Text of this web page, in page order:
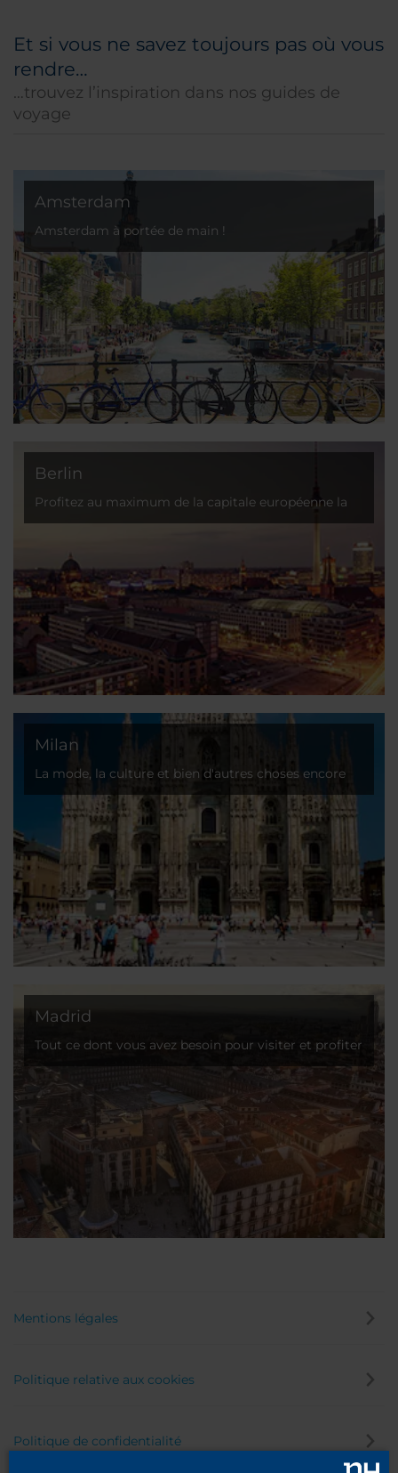
Et si vous ne savez toujours pas où vous
rendre…
…trouvez l’inspiration dans nos guides de
voyage
Amsterdam
Amsterdam à portée de main !
Berlin
Profitez au maximum de la capitale européenne la
plus avant-gardiste !
Milan
La mode, la culture et bien d'autres choses encore
vous attendent !
Madrid
Tout ce dont vous avez besoin pour visiter et profiter
de la capitale de l'Espagne !
Mentions légales
Politique relative aux cookies
Politique de confidentialité